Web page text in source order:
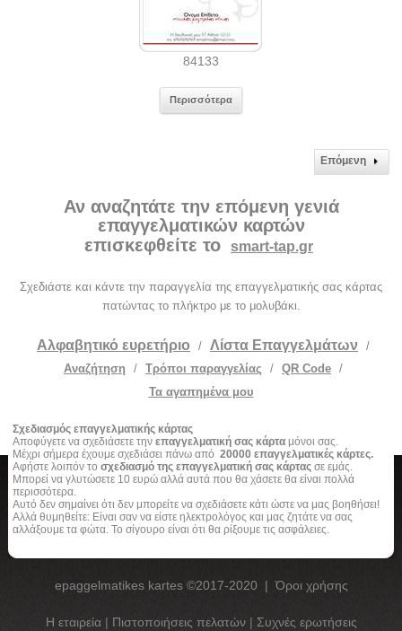
84133
Περισσότερα
Επόμενη
Αν αναζητάτε την επόμενη γενιά
επαγγελματικών καρτών
επισκεφθείτε το
smart-tap.gr
Σχεδιάστε και κάντε την παραγγελία της επαγγελματικής σας κάρτας
πατώντας το πλήκτρο με το μολυβάκι.
Αλφαβητικό ευρετήριο / Λίστα Επαγγελμάτων
/
Αναζήτηση
/ Τρόποι παραγγελίας / QR Code /
Τα αγαπημένα μου
Σχεδιασμός επαγγελματικής κάρτας
Αποφύγετε να σχεδιάσετε την επαγγελματική σας κάρτα μόνοι σας.
Μέχρι σήμερα έχουμε σχεδιάσει πάνω από 20000 επαγγελματικές κάρτες.
Αφήστε λοιπόν το σχεδιασμό της επαγγελματική σας κάρτας σε εμάς.
Μπορεί να γλυτώσετε 10 ευρώ αλλά αυτά που θα χάσετε θα είναι πολλά
περισσότερα.
Αυτό δεν σημαίνει ότι δεν μπορείτε να σχεδιάσετε κάτι ώστε να μας βοηθήσει!
Αλλά θυμηθείτε: Είναι σαν να είστε ηλεκτρολόγος και μας ζητάτε να σας
αλλάξουμε τα φώτα. Το σίγουρο είναι ότι θα ρίξουμε τις ασφάλειες.
epaggelmatikes kartes ©2017-2020 | Όροι χρήσης
Η εταιρεία | Πιστοποιήσεις πελατών | Συχνές ερωτήσεις